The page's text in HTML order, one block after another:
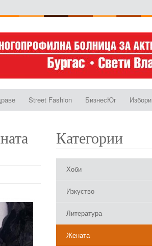
Street Fashion БизнесЮг Избори
Категории
Хоби
Изкуство
Литература
Жената